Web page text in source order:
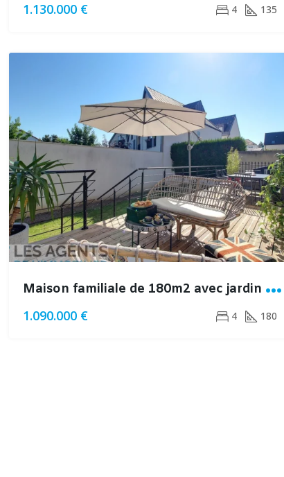
1.130.000 €
4 135
M
aison familiale de 180m2 avec jardin sans vis à vis à Montesson
1.090.000 € 4 180